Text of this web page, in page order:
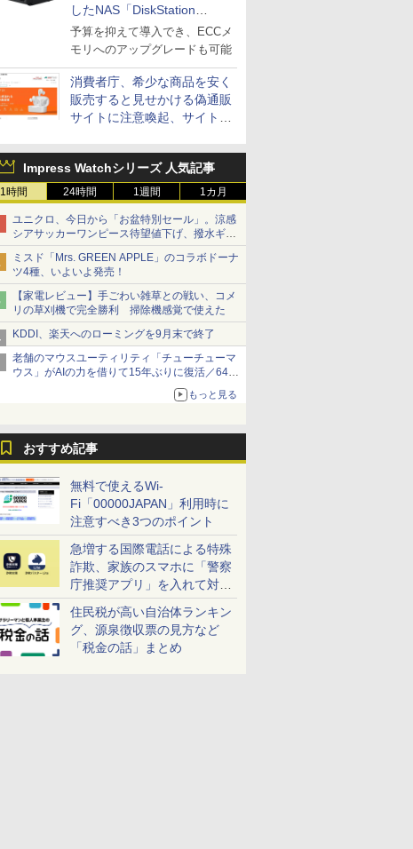
したNAS「DiskStation
neo+」シリーズ
予算を抑えて導入でき、ECCメ
モリへのアップグレードも可能
消費者庁、希少な商品を安く
販売すると見せかける偽通販
サイトに注意喚起、サイト名
Impress Watchシリーズ 人気記事
1時間 24時間 1週間 1カ月
ユニクロ、今日から「お盆特別セール」。涼感
シアサッカーワンピース待望値下げ、撥水ギア
ショーツは1990円に
ミスド「Mrs. GREEN APPLE」のコラボドーナ
ツ4種、いよいよ発売！
【家電レビュー】手ごわい雑草との戦い、コメ
リの草刈機で完全勝利 掃除機感覚で使えた
KDDI、楽天へのローミングを9月末で終了
老舗のマウスユーティリティ「チューチューマ
ウス」がAIの力を借りて15年ぶりに復活／64bit
化、Windows 10/11、「Chrome」も走り回
る。復活記念で2026年末まで500円
もっと見る
おすすめ記事
無料で使えるWi-
Fi「00000JAPAN」利用時に
注意すべき3つのポイント
急増する国際電話による特殊
詐欺、家族のスマホに「警察
庁推奨アプリ」を入れて対策
しよう！
住民税が高い自治体ランキン
グ、源泉徴収票の見方など
「税金の話」まとめ